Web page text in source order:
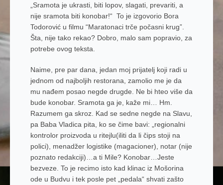
„Sramota je ukrasti, biti lopov, slagati, prevariti, a
nije sramota biti konobar!“ To je izgovorio Bora
Todorović u filmu “Maratonaci trče počasni krug”.
Šta, nije tako rekao? Dobro, malo sam popravio, za
potrebe ovog teksta.
Naime, pre par dana, jedan moj prijatelj koji radi u
jednom od najboljih restorana, zamolio me je da
mu nađem posao negde drugde. Ne bi hteo više da
bude konobar. Sramota ga je, kaže mi… Hm.
Razumem ga skroz. Kad se sedne negde na Slavu,
pa Baba Vladica pita, ko se čime bavi: „regionalni
kontrolor proizvoda u ritejlu(iliti da li čips stoji na
polici), menadžer logistike (magacioner), notar (nije
poznato redakciji)…a ti Mile? Konobar…Jeste
bezveze. To je recimo isto kad klinac iz Mošorina
ode u Budvu i tek posle pet „pedala“ shvati zašto